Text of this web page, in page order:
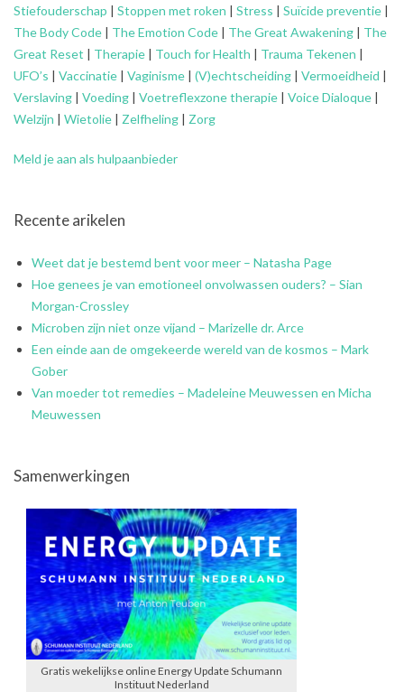
Stiefouderschap | Stoppen met roken | Stress | Suïcide preventie |
The Body Code | The Emotion Code | The Great Awakening | The
Great Reset | Therapie | Touch for Health | Trauma Tekenen |
UFO’s | Vaccinatie | Vaginisme | (V)echtscheiding | Vermoeidheid |
Verslaving | Voeding | Voetreflexzone therapie | Voice Dialoque |
Welzijn | Wietolie | Zelfheling | Zorg
Meld je aan als hulpaanbieder
Recente arikelen
Weet dat je bestemd bent voor meer – Natasha Page
Hoe genees je van emotioneel onvolwassen ouders? – Sian
Morgan-Crossley
Microben zijn niet onze vijand – Marizelle dr. Arce
Een einde aan de omgekeerde wereld van de kosmos – Mark
Gober
Van moeder tot remedies – Madeleine Meuwessen en Micha
Meuwessen
Samenwerkingen
Gratis wekelijkse online Energy Update Schumann
Instituut Nederland